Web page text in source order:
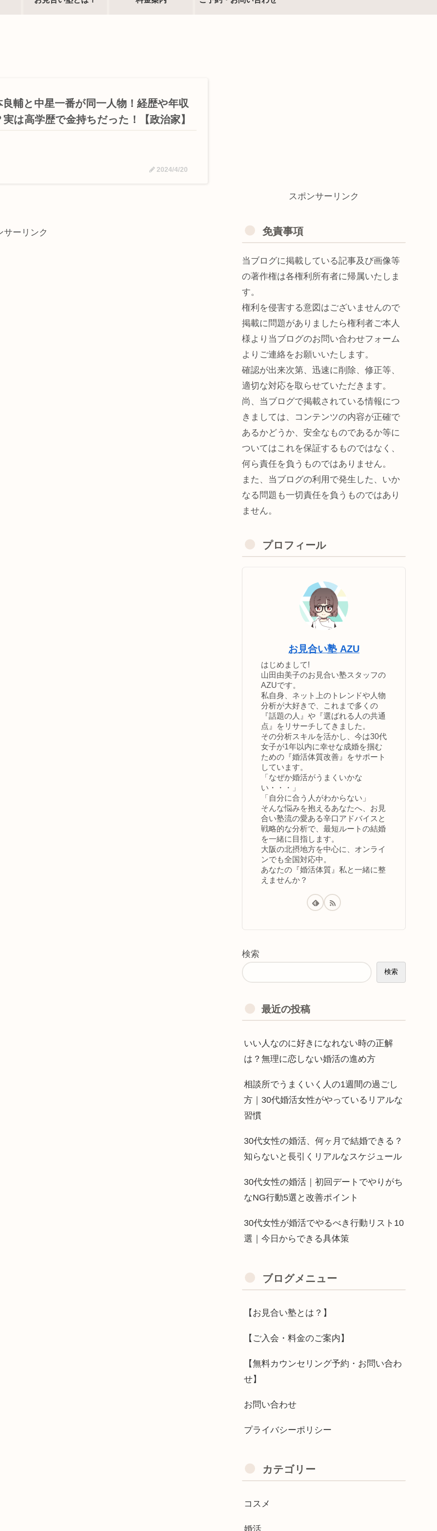
良輔と中星一番が同一人物！経歴や年収
実は高学歴で金持ちだった！【政治家】
2024/4/20
サーリンク
スポンサーリンク
免責事項
当ブログに掲載している記事及び画像等
の著作権は各権利所有者に帰属いたしま
す。
権利を侵害する意図はございませんので
掲載に問題がありましたら権利者ご本人
様より当ブログのお問い合わせフォーム
よりご連絡をお願いいたします。
確認が出来次第、迅速に削除、修正等、
適切な対応を取らせていただきます。
尚、当ブログで掲載されている情報につ
きましては、コンテンツの内容が正確で
あるかどうか、安全なものであるか等に
ついてはこれを保証するものではなく、
何ら責任を負うものではありません。
また、当ブログの利用で発生した、いか
なる問題も一切責任を負うものではあり
ません。
プロフィール
お見合い塾 AZU
はじめまして!
山田由美子のお見合い塾スタッフの
AZUです。
私自身、ネット上のトレンドや人物
分析が大好きで、これまで多くの
『話題の人』や『選ばれる人の共通
点』をリサーチしてきました。
その分析スキルを活かし、今は30代
女子が1年以内に幸せな成婚を掴む
ための『婚活体質改善』をサポート
しています。
「なぜか婚活がうまくいかな
い・・・」
「自分に合う人がわからない」
そんな悩みを抱えるあなたへ、お見
合い塾流の愛ある辛口アドバイスと
戦略的な分析で、最短ルートの結婚
を一緒に目指します。
大阪の北摂地方を中心に、オンライ
ンでも全国対応中。
あなたの『婚活体質』私と一緒に整
えませんか？
検索
検索
最近の投稿
いい人なのに好きになれない時の正解
は？無理に恋しない婚活の進め方
相談所でうまくいく人の1週間の過ごし
方｜30代婚活女性がやっているリアルな
習慣
30代女性の婚活、何ヶ月で結婚できる？
知らないと長引くリアルなスケジュール
30代女性の婚活｜初回デートでやりがち
なNG行動5選と改善ポイント
30代女性が婚活でやるべき行動リスト10
選｜今日からできる具体策
ブログメニュー
【お見合い塾とは？】
【ご入会・料金のご案内】
【無料カウンセリング予約・お問い合わ
せ】
お問い合わせ
プライバシーポリシー
カテゴリー
コスメ